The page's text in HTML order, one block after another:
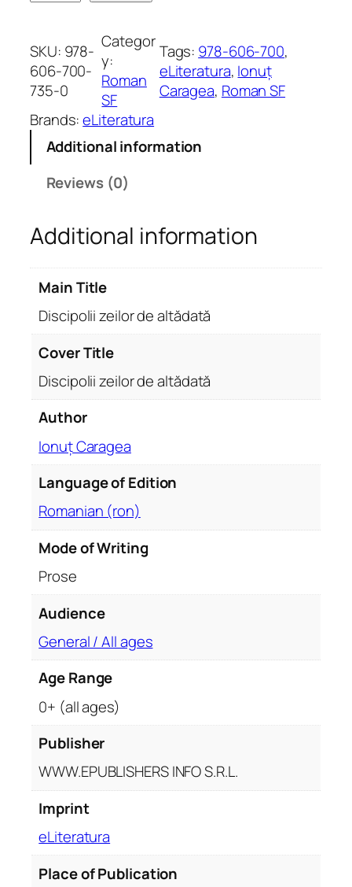
c
i
p
o
l
i
l
o
e
t
u
SKU: 978-
606-700-
735-0
Categor
y:
Roman
SF
Tags: 978-606-700
eLiteratura, Ionuț
Caragea, Roman SF
Brands:eLiteratura
Additional information
Reviews (0)
Additional information
Main Title
Discipolii zeilor de altădată
Cover Title
Discipolii zeilor de altădată
Author
Ionuț Caragea
Language of Edition
Romanian (ron)
Mode of Writing
Prose
Audience
General / All ages
Age Range
0+ (all ages)
Publisher
WWW.EPUBLISHERS INFO S.R.L.
Imprint
eLiteratura
Place of Publication